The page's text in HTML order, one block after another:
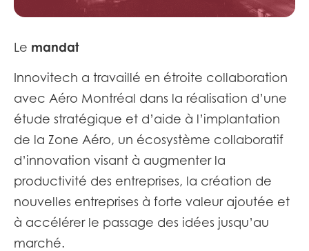
Le mandat
Innovitech a travaillé en étroite collaboration
avec Aéro Montréal dans la réalisation d’une
étude stratégique et d’aide à l’implantation
de la Zone Aéro, un écosystème collaboratif
d’innovation visant à augmenter la
productivité des entreprises, la création de
nouvelles entreprises à forte valeur ajoutée et
à accélérer le passage des idées jusqu’au
marché.